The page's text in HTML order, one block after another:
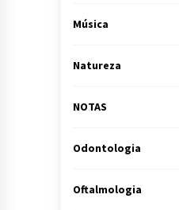
Música
Natureza
NOTAS
Odontologia
Oftalmologia